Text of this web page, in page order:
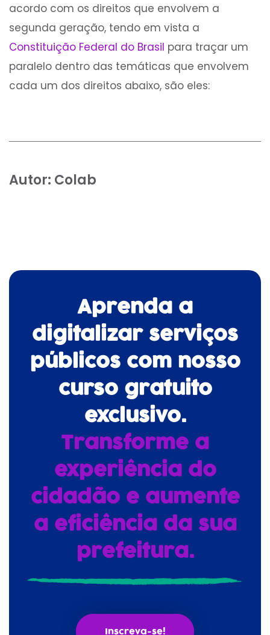
acordo com os direitos que envolvem a
segunda geração, tendo em vista a
Constituição Federal do Brasil para traçar um
paralelo dentro das temáticas que envolvem
cada um dos direitos abaixo, são eles:
Autor: Colab
Aprenda a
digitalizar serviços
públicos com nosso
curso gratuito
exclusivo.
Transforme a
experiência do
cidadão e aumente
a eficiência da sua
prefeitura.
Inscreva-se!